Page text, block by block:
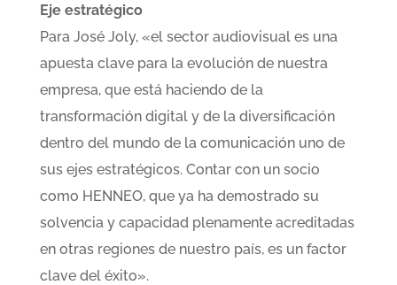
Eje estratégico
Para José Joly, «el sector audiovisual es una
apuesta clave para la evolución de nuestra
empresa, que está haciendo de la
transformación digital y de la diversificación
dentro del mundo de la comunicación uno de
sus ejes estratégicos. Contar con un socio
como HENNEO, que ya ha demostrado su
solvencia y capacidad plenamente acreditadas
en otras regiones de nuestro país, es un factor
clave del éxito».